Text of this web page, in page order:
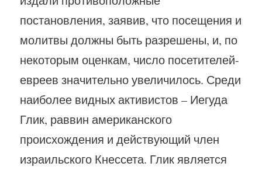
постановления, заявив, что посещения и
молитвы должны быть разрешены, и, по
некоторым оценкам, число посетителей-
евреев значительно увеличилось. Среди
наиболее видных активистов – Иегуда
Глик, раввин американского
происхождения и действующий член
израильского Кнессета. Глик является